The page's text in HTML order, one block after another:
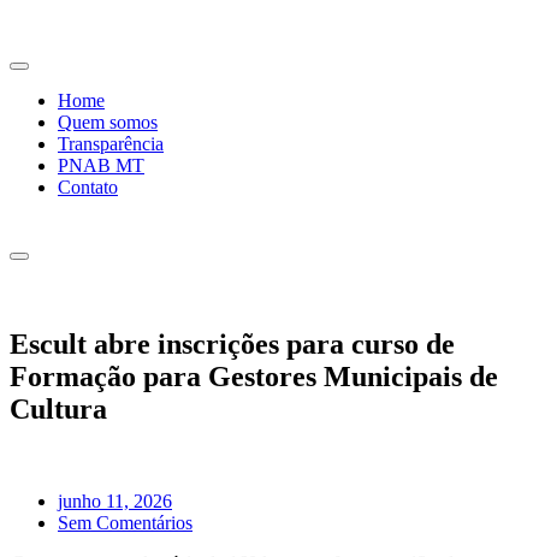
Home
Quem somos
Transparência
PNAB MT
Contato
Escult abre inscrições para curso de
Formação para Gestores Municipais de
Cultura
junho 11, 2026
Sem Comentários